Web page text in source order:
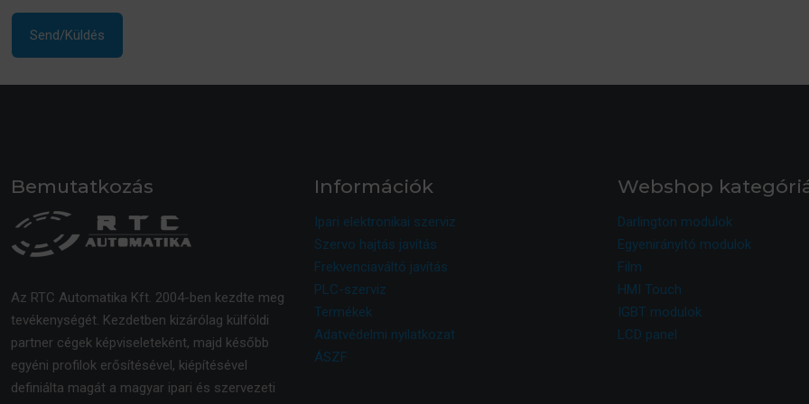
Bemutatkozás
Az RTC Automatika Kft. 2004-ben kezdte meg
tevékenységét. Kezdetben kizárólag külföldi
partner cégek képviseleteként, majd később
egyéni profilok erősítésével, kiépítésével
definiálta magát a magyar ipari és szervezeti
Információk
Ipari elektronikai szerviz
Szervo hajtás javítás
Frekvenciaváltó javítás
PLC-szerviz
Termékek
Adatvédelmi nyilatkozat
ÁSZF
Webshop
Darlington modulok
Egyenirányító modulok
Film
HMI Touch
IGBT modulok
LCD panel